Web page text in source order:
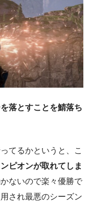
落とすことを鯖落ち
てるかというと、こ
ピオンが取れてしま
ないので楽々優勝で
され最悪のシーズン